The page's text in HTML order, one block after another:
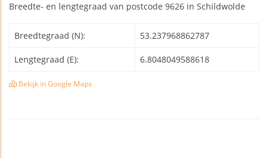
Breedte- en lengtegraad van postcode 9626 in Schildwolde
Breedtegraad (N): 53.237968862787
Lengtegraad (E): 6.8048049588618
Bekijk in Google Maps